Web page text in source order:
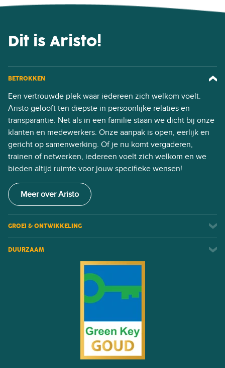
Dit is Aristo!
BETROKKEN
Een vertrouwde plek waar iedereen zich welkom voelt.
Aristo gelooft ten diepste in persoonlijke relaties en
transparantie. Net als in een familie staan we dicht bij onze
klanten en medewerkers. Onze aanpak is open, eerlijk en
gericht op samenwerking. Of je nu komt vergaderen,
trainen of netwerken, iedereen voelt zich welkom en we
bieden altijd ruimte voor jouw specifieke wensen!
Meer over Aristo
GROEI & ONTWIKKELING
DUURZAAM